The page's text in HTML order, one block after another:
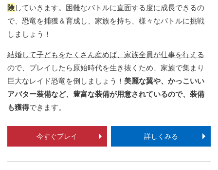
険していきます。困難なバトルに直面する度に成長できるの
で、恐竜を捕獲＆育成し、家族を持ち、様々なバトルに挑戦
しましょう！
結婚して子どもをたくさん産めば、家族全員が仕事を行える
ので、プレイしたら原始時代を生き抜くため、家族で集まり
巨大なレイド恐竜を倒しましょう！ 美麗な翼や、かっこいい
アバター装備など、豊富な装備が用意されているので、装備
も獲得できます。
今すぐプレイ 詳しくみる